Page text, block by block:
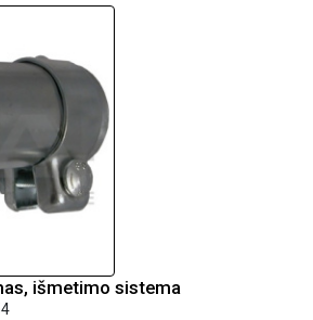
išmetimo sistema